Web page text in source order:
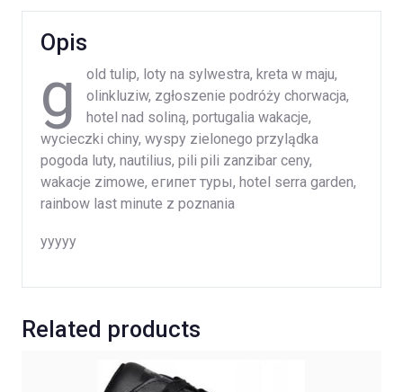
Opis
g
old tulip, loty na sylwestra, kreta w maju,
olinkluziw, zgłoszenie podróży chorwacja,
hotel nad soliną, portugalia wakacje,
wycieczki chiny, wyspy zielonego przylądka
pogoda luty, nautilius, pili pili zanzibar ceny,
wakacje zimowe, египет туры, hotel serra garden,
rainbow last minute z poznania
yyyyy
Related products